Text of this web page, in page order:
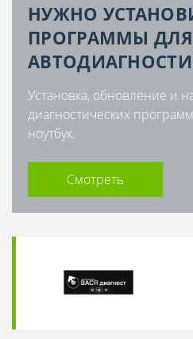
НУЖНО
ПРОГРАММЫ ДЛЯ
Установка, обновление и
диагностических
ноутбук.
Смотреть